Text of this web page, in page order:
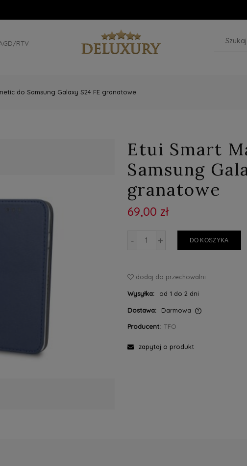
RTV
do Samsung Galaxy S24 FE granatowe
Etui Smart
Samsung
granatowe
69,00 zł
- + DO KOSZYKA
dodaj do przechowalni
Wysyłka: od 1 do 2 dni
Dostawa: Darmowa
Producent: TFO
zapytaj o produkt